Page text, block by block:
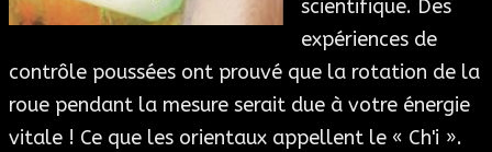
scientifique. Des
expériences de
contrôle poussées ont prouvé que la rotation de la
roue pendant la mesure serait due à votre énergie
vitale ! Ce que les orientaux appellent le « Ch'i ».